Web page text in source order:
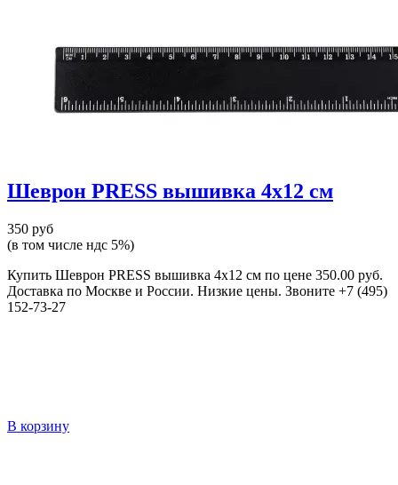
Шеврон PRESS вышивка 4х12 см
350 руб
(в том числе ндс 5%)
Купить Шеврон PRESS вышивка 4х12 см по цене 350.00 руб.
Доставка по Москве и России. Низкие цены. Звоните +7 (495)
152-73-27
В корзину